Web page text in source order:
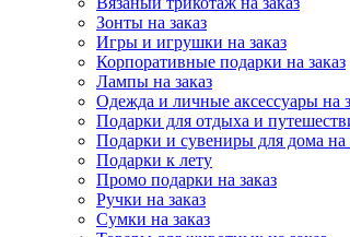
Зонты на заказ
Игры и игрушки на заказ
Корпоративные подарки на заказ
Лампы на заказ
Одежда и личные аксессуары на
Подарки для отдыха и
Подарки и сувениры для дома на
Подарки к лету
Промо подарки на заказ
Ручки на заказ
Сумки на заказ